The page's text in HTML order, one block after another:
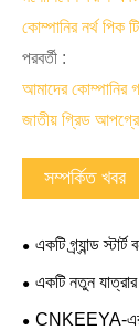
কোম্পানির নর্থ পিক
পরবর্তী :
আমাদের কোম্পানির
জাতীয় গ্রিড
সম্পর্কিত খবর
একটি গ্র্যান্ড
সম্পূর্ণ সেটগুলি
একটি নতুন
বিভাগের 2026
CNKEEYA-এর